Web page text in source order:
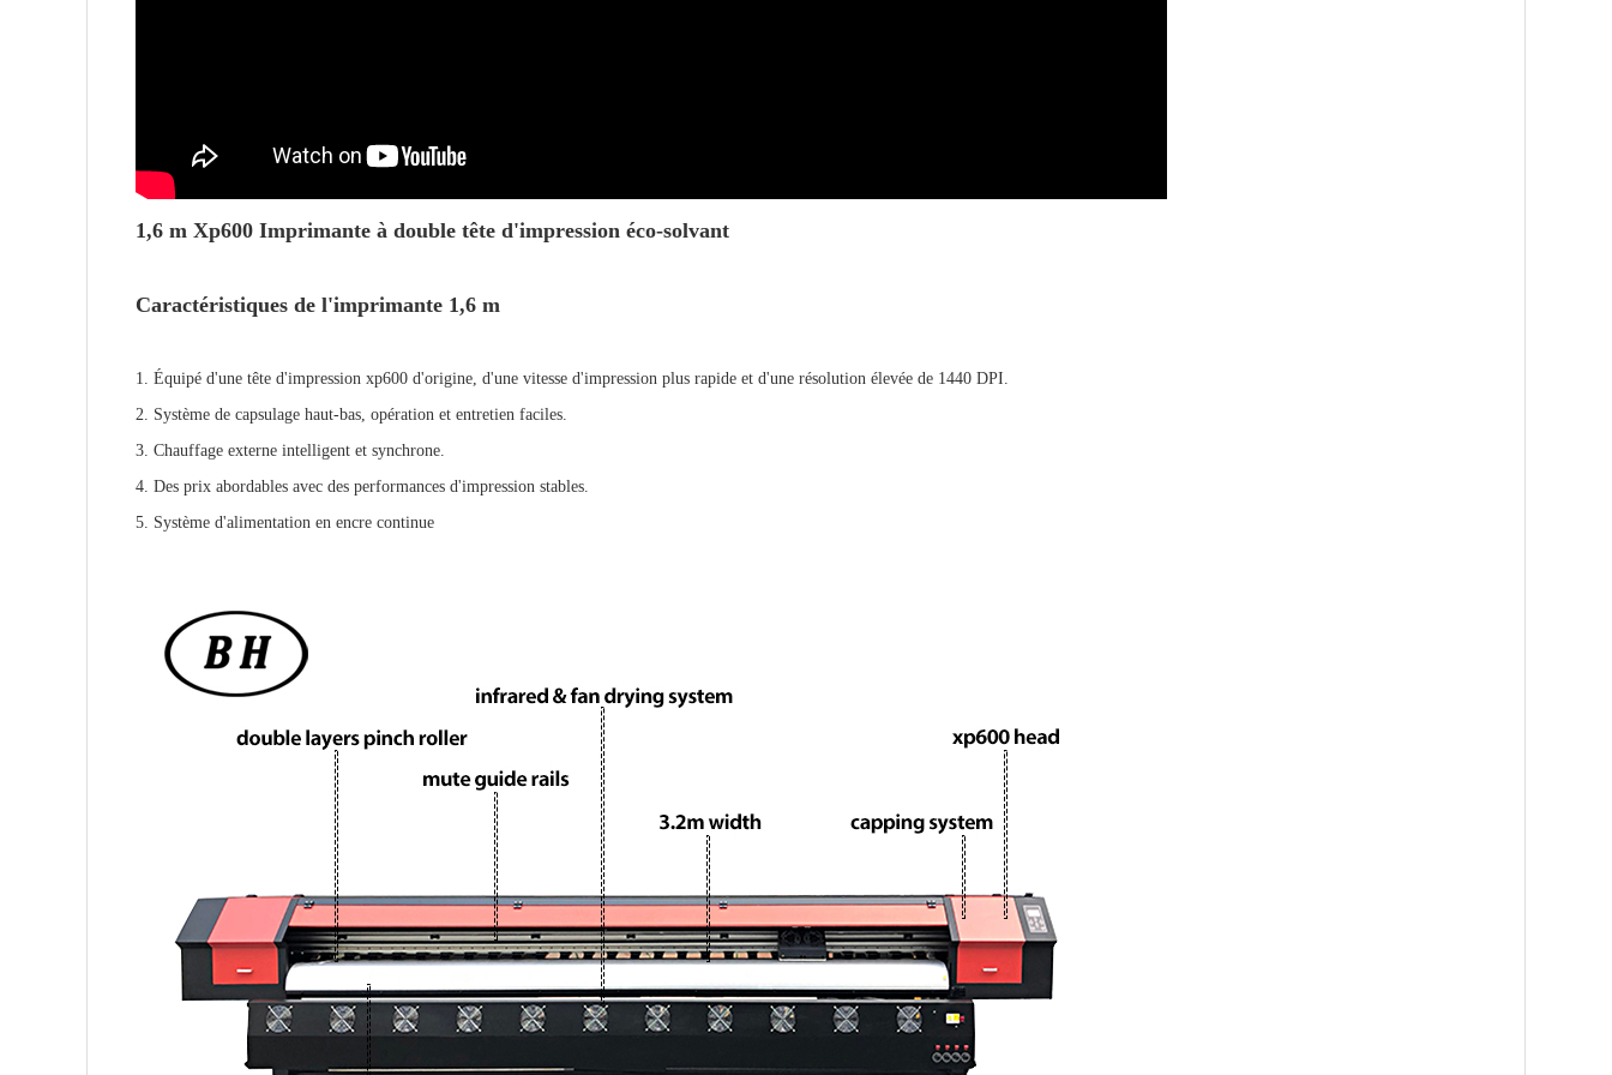
1,6 m Xp600 Imprimante à double tête d'impression éco-solvant
Caractéristiques de l'imprimante 1,6 m
1. Équipé d'une tête d'impression xp600 d'origine, d'une vitesse d'impression plus rapide et d'une résolution élevée de 1440 DPI.
2. Système de capsulage haut-bas, opération et entretien faciles.
3. Chauffage externe intelligent et synchrone.
4. Des prix abordables avec des performances d'impression stables.
5. Système d'alimentation en encre continue